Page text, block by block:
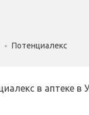
Потенциалекс